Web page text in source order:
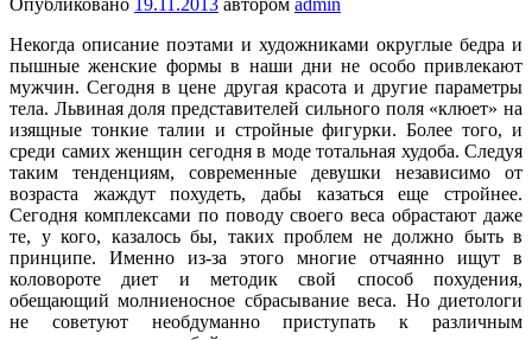
Опубликовано 19.11.2013 автором admin
Некогда описание поэтами и художниками округлые бедра и
пышные женские формы в наши дни не особо привлекают
мужчин. Сегодня в цене другая красота и другие параметры
тела. Львиная доля представителей сильного поля «клюет» на
изящные тонкие талии и стройные фигурки. Более того, и
среди самих женщин сегодня в моде тотальная худоба. Следуя
таким тенденциям, современные девушки независимо от
возраста жаждут похудеть, дабы казаться еще стройнее.
Сегодня комплексами по поводу своего веса обрастают даже
те, у кого, казалось бы, таких проблем не должно быть в
принципе. Именно из-за этого многие отчаянно ищут в
коловороте диет и методик свой способ похудения,
обещающий молниеносное сбрасывание веса. Но диетологи
не советуют необдуманно приступать к различным